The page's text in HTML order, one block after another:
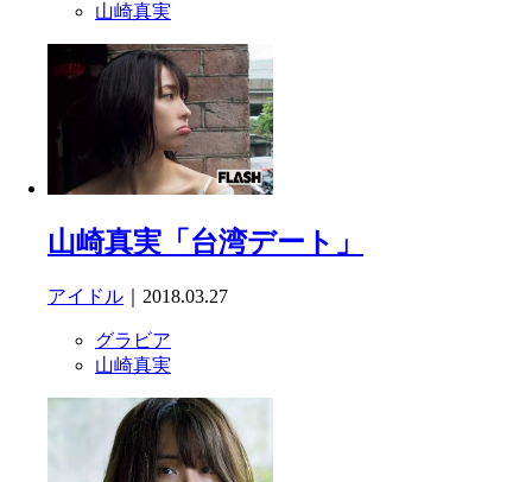
山崎真実
山崎真実「台湾デート」
アイドル ｜2018.03.27
グラビア
山崎真実